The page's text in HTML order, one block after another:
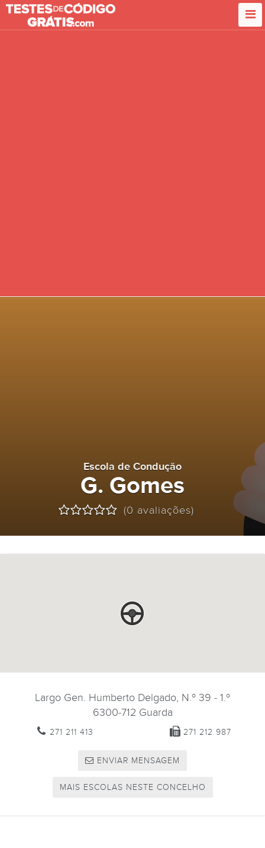
Escola de Condução
G. Gomes
(0 avaliações)
Largo Gen. Humberto Delgado, N.º 39 - 1.º
6300-712 Guarda
271 211 413 271 212 987
ENVIAR MENSAGEM
MAIS ESCOLAS NESTE CONCELHO